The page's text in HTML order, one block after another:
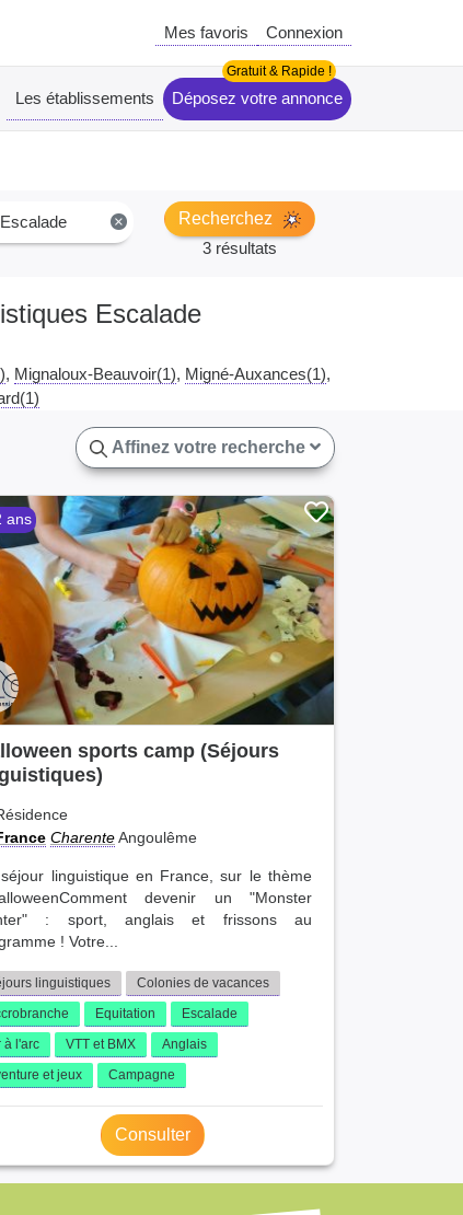
Mes favoris Connexion
Les établissements Déposez votre annonce
×
Recherchez
3 résultats
Escalade
Mignaloux-Beauvoir(1) Migné-Auxances(1)
Affinez votre recherche
ans
sports camp (Séjours
CharenteAngoulême
linguistique en France, sur le thème
devenir un "Monster
: sport, anglais et frissons au
! Votre...
linguistiques
Colonies de vacances
Equitation
Escalade
à l'arc
VTT et BMX
Anglais
et jeux
Campagne
Consulter